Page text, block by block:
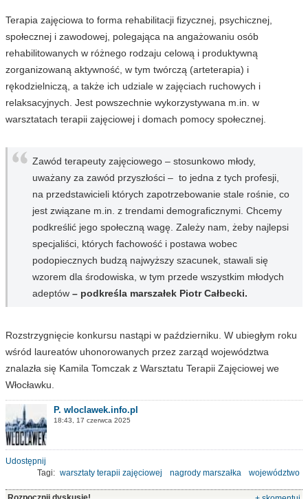
Terapia zajęciowa to forma rehabilitacji fizycznej, psychicznej,
społecznej i zawodowej, polegająca na angażowaniu osób
rehabilitowanych w różnego rodzaju celową i produktywną
zorganizowaną aktywność, w tym twórczą (arteterapia) i
rękodzielniczą, a także ich udziale w zajęciach ruchowych i
relaksacyjnych. Jest powszechnie wykorzystywana m.in. w
warsztatach terapii zajęciowej i domach pomocy społecznej.
Zawód terapeuty zajęciowego – stosunkowo młody,
uważany za zawód przyszłości – to jedna z tych profesji,
na przedstawicieli których zapotrzebowanie stale rośnie, co
jest związane m.in. z trendami demograficznymi. Chcemy
podkreślić jego społeczną wagę. Zależy nam, żeby najlepsi
specjaliści, których fachowość i postawa wobec
podopiecznych budzą najwyższy szacunek, stawali się
wzorem dla środowiska, w tym przede wszystkim młodych
adeptów – podkreśla marszałek Piotr Całbecki.
Rozstrzygnięcie konkursu nastąpi w październiku. W ubiegłym roku
wśród laureatów uhonorowanych przez zarząd województwa
znalazła się Kamila Tomczak z Warsztatu Terapii Zajęciowej we
Włocławku.
P. wloclawek.info.pl
18:43, 17 czerwca 2025
Udostępnij
Tagi: warsztaty terapii zajęciowej nagrody marszałka województwo